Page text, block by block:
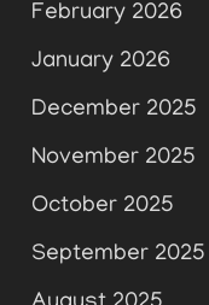
February 2026
January 2026
December 2025
November 2025
October 2025
September 2025